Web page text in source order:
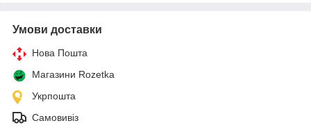
Умови доставки
Нова Пошта
Магазини Rozetka
Укрпошта
Самовивіз